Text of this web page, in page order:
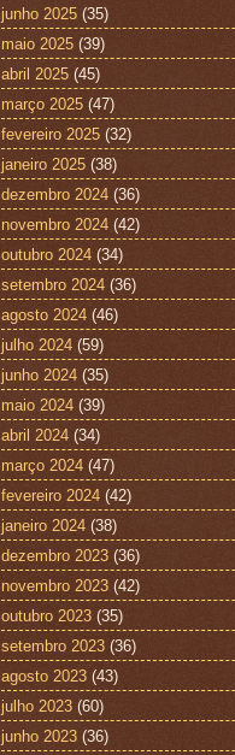
junho 2025 (35)
maio 2025 (39)
abril 2025 (45)
março 2025 (47)
fevereiro 2025 (32)
janeiro 2025 (38)
dezembro 2024 (36)
novembro 2024 (42)
outubro 2024 (34)
setembro 2024 (36)
agosto 2024 (46)
julho 2024 (59)
junho 2024 (35)
maio 2024 (39)
abril 2024 (34)
março 2024 (47)
fevereiro 2024 (42)
janeiro 2024 (38)
dezembro 2023 (36)
novembro 2023 (42)
outubro 2023 (35)
setembro 2023 (36)
agosto 2023 (43)
julho 2023 (60)
junho 2023 (36)